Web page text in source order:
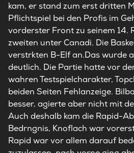
kam, er stand zum erst dritten
Pflichtspiel bei den Profis im
vorderster Front zu seinem 14.
zweiten unter Canadi. Die
verstrkten B-Elf an.Das wurde
deutlich. Die Partie hatte vor
wahren Testspielcharakter,
beiden Seiten Fehlanzeige.
besser, agierte aber nicht mit
Auch deshalb kam die Rapid-
Bedrngnis, Knoflach war
Rapid war vor allem darauf